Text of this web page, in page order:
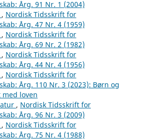
Årg. 91 Nr. 1 (2004)
, Nordisk Tidsskrift for
Årg. 47 Nr. 4 (1959)
, Nordisk Tidsskrift for
Årg. 69 Nr. 2 (1982)
, Nordisk Tidsskrift for
Årg. 44 Nr. 4 (1956)
, Nordisk Tidsskrift for
Årg. 110 Nr. 3 (2023): Børn og
loven
, Nordisk Tidsskrift for
Årg. 96 Nr. 3 (2009)
, Nordisk Tidsskrift for
Årg. 75 Nr. 4 (1988)